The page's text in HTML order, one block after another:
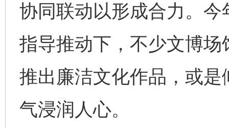
协同联动以形成合力。
指导推动下，不少文博
推出廉洁文化作品，或
气浸润人心。